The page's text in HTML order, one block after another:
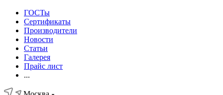
ГОСТы
Сертификаты
Производители
Новости
Статьи
Галерея
Прайс лист
...